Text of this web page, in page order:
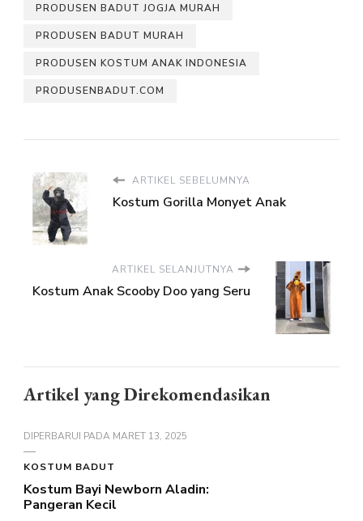
PRODUSEN BADUT JOGJA MURAH
PRODUSEN BADUT MURAH
PRODUSEN KOSTUM ANAK INDONESIA
PRODUSENBADUT.COM
ARTIKEL SEBELUMNYA
Kostum Gorilla Monyet Anak
ARTIKEL SELANJUTNYA
Kostum Anak Scooby Doo yang Seru
Artikel yang Direkomendasikan
DIPERBARUI PADA MARET 13, 2025
KOSTUM BADUT
Kostum Bayi Newborn Aladin:
Pangeran Kecil